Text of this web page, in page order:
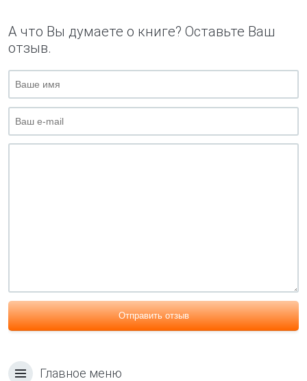
А что Вы думаете о книге? Оставьте Ваш
отзыв.
Отправить отзыв
Главное меню